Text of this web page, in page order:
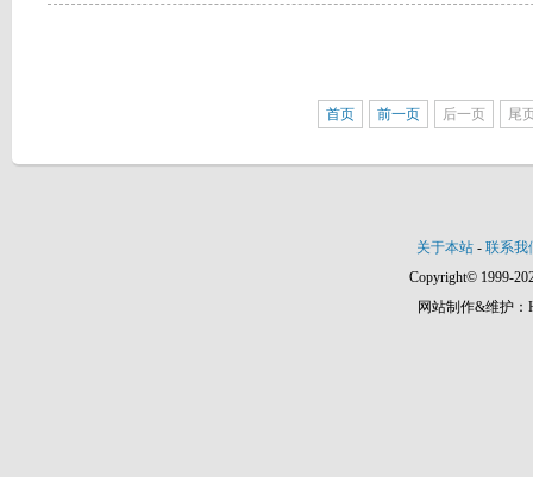
首页 前一页 后一页 尾
关于本站 - 联系我
Copyright© 1999-
网站制作&维护